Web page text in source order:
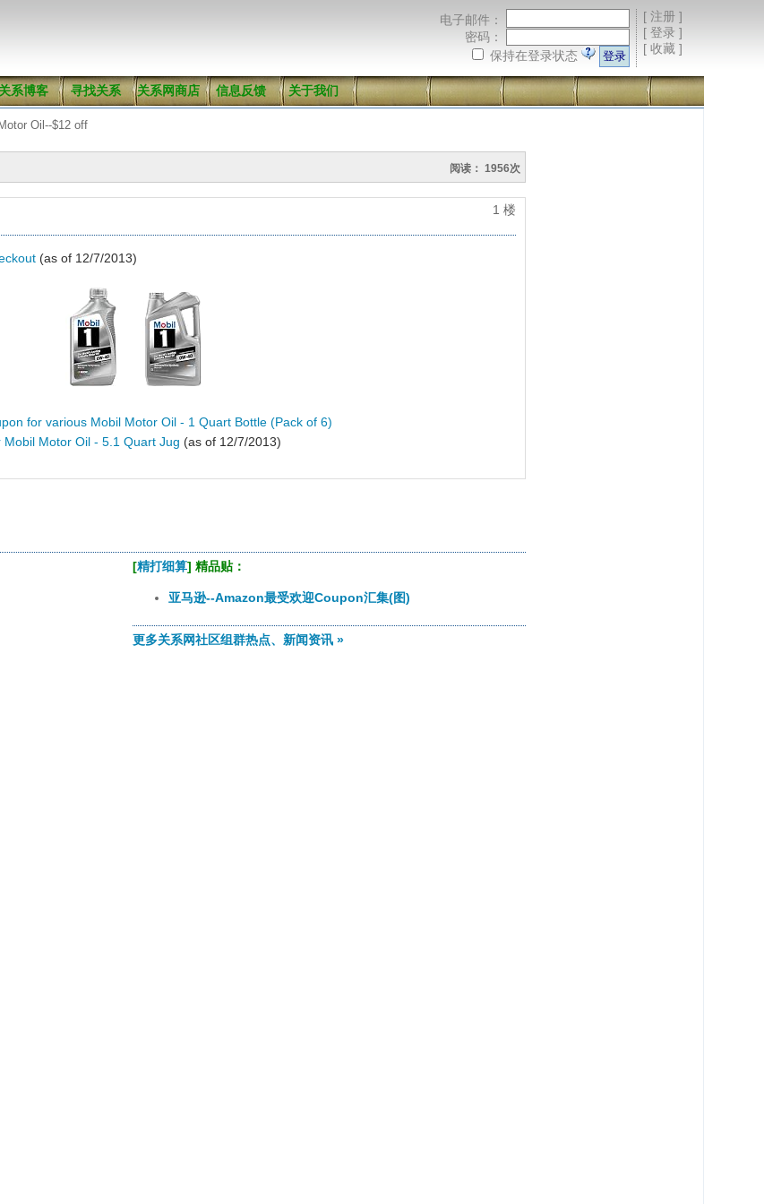
[ 注册]
[ 登录]
[ 收藏]
电子邮件：
密码：
保持在登录状态
关系博客 寻找关系 关系网商店 信息反馈 关于我们
Oil--$12 off
阅读： 1956次
1 楼
(as of 12/7/2013)
for various Mobil Motor Oil - 1 Quart Bottle (Pack of 6)
Mobil Motor Oil - 5.1 Quart Jug (as of 12/7/2013)
[精打细算] 精品贴：
亚马逊--Amazon最受欢迎Coupon汇集(图)
更多关系网社区组群热点、新闻资讯 »